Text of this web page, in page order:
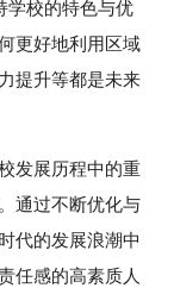
校的特色与优
更好地利用区域
提升等都是未来
发展历程中的重
通过不断优化与
代的发展浪潮中
任感的高素质人